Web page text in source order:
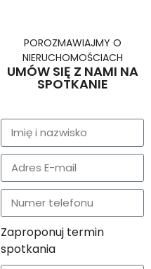
POROZMAWIAJMY O
NIERUCHOMOŚCIACH
UMÓW SIĘ Z NAMI NA
SPOTKANIE
Zaproponuj termin
spotkania